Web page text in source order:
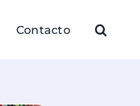
Contacto